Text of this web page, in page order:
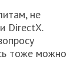
не
DirectX.
тоже можно